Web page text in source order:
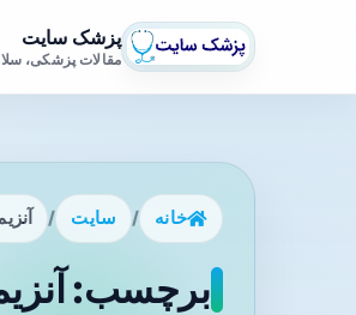
پزشک سایت
مقالات پزشکی،
خانه / سایت /
برچسب: